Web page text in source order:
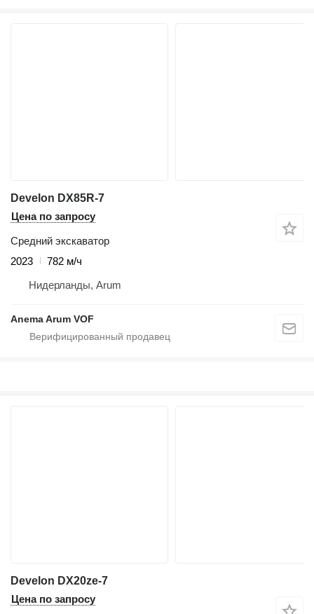
Develon DX85R-7
Цена по запросу
Средний экскаватор
2023
782 м/ч
Нидерланды, Arum
Anema Arum VOF
Develon DX20ze-7
Цена по запросу